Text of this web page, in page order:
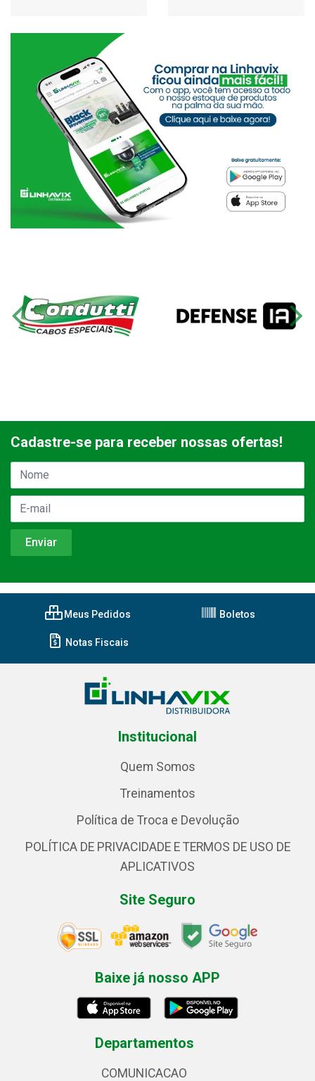
Cadastre-se para receber nossas ofertas!
Meus Pedidos Boletos
Notas Fiscais
Institucional
Quem Somos
Treinamentos
Política de Troca e Devolução
POLÍTICA DE PRIVACIDADE E TERMOS DE USO DE
APLICATIVOS
Site Seguro
Baixe já nosso APP
Departamentos
COMUNICACAO